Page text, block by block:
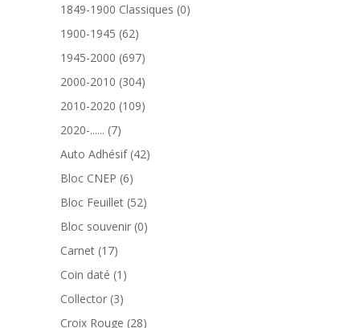
produits
1849-1900 Classiques 00
1900-1945 6262
produits
1945-2000 697697
produits
2000-2010 304304
produits
2010-2020 109109
2020-...... 77
produits
Auto Adhésif 4242
Bloc CNEP 66
produits
Bloc Feuillet 5252
produits
Bloc souvenir 00
Carnet 1717
produits
Coin daté 1 1
produit
Collector 33
produits
Croix Rouge 2828